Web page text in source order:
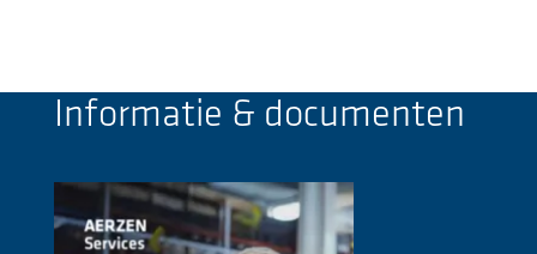
Informatie & documenten